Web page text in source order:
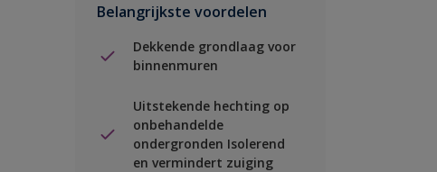
Belangrijkste voordelen
Dekkende grondlaag voor
binnenmuren
Uitstekende hechting op
onbehandelde
ondergronden Isolerend
en vermindert zuiging